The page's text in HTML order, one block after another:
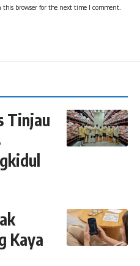
browser for the next time I comment.
Tinjau
Kaya